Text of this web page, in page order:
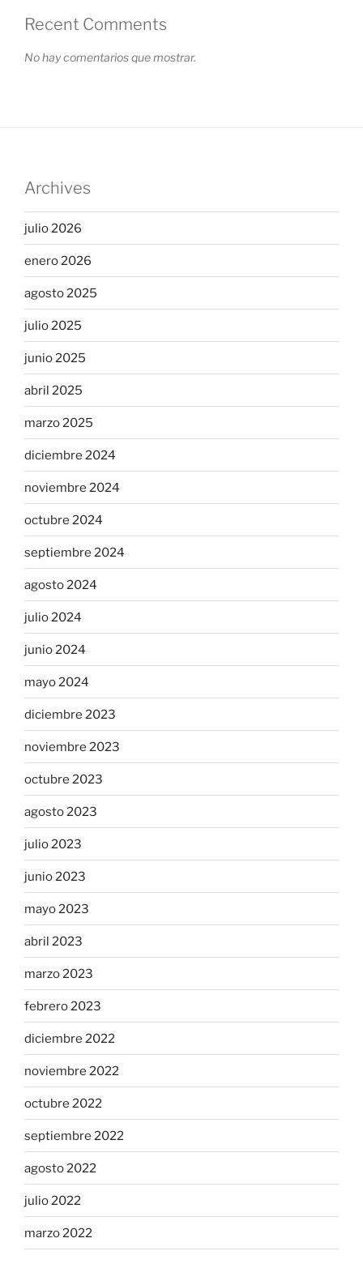
Recent Comments
No hay comentarios que mostrar.
Archives
julio 2026
enero 2026
agosto 2025
julio 2025
junio 2025
abril 2025
marzo 2025
diciembre 2024
noviembre 2024
octubre 2024
septiembre 2024
agosto 2024
julio 2024
junio 2024
mayo 2024
diciembre 2023
noviembre 2023
octubre 2023
agosto 2023
julio 2023
junio 2023
mayo 2023
abril 2023
marzo 2023
febrero 2023
diciembre 2022
noviembre 2022
octubre 2022
septiembre 2022
agosto 2022
julio 2022
marzo 2022